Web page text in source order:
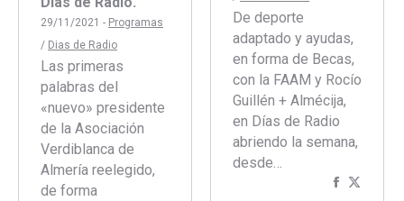
29/11/2021 - Programas
/ Dias de Radio
Las primeras
palabras del
«nuevo» presidente
de la Asociación
Verdiblanca de
Almería reelegido,
de forma
De deporte
adaptado y ayudas,
en forma de Becas,
con la FAAM y Rocío
Guillén + Almécija,
en Días de Radio
abriendo la semana,
desde…
Compartir